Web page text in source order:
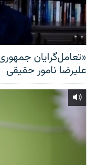
«تعامل‌گرایان
علیرضا نامور حقیقی